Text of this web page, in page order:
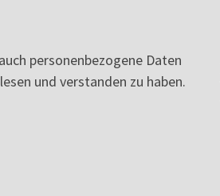
personenbezogene Daten
und verstanden zu haben.